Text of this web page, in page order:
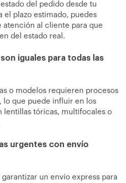
del pedido desde tu
el plazo estimado, puedes
al cliente para que
del estado real.
iguales para todas las
o modelos requieren procesos
que puede influir en los
lentillas tóricas, multifocales o
urgentes con envío
un envío express para